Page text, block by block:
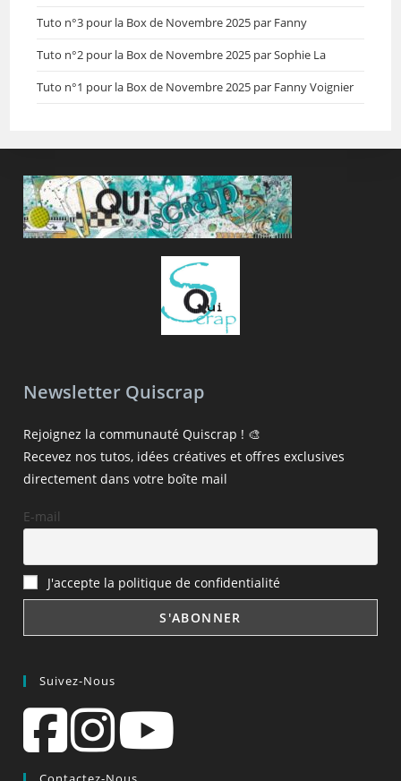
Tuto n°3 pour la Box de Novembre 2025 par Fanny
Tuto n°2 pour la Box de Novembre 2025 par Sophie La
Tuto n°1 pour la Box de Novembre 2025 par Fanny Voignier
Newsletter Quiscrap
Rejoignez la communauté Quiscrap ! 🎨
Recevez nos tutos, idées créatives et offres exclusives
directement dans votre boîte mail
E-mail
J'accepte la politique de confidentialité
Suivez-Nous